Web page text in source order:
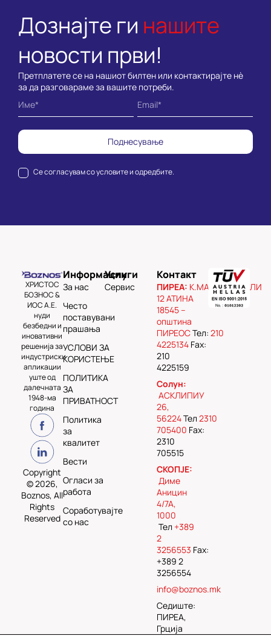
Дознајте ги нашите
новости први!
Претплатете се на нашиот билтен или контактирајте нè
за да разговараме за вашите потреби.
Се согласувам соусловите и одредбите.
Поднесување
ХРИСТОС
БОЗНОС &
ИОС А.Е.
нуди
безбедни и
иновативни
решенија за
индустриски
апликации
уште од
далечната
1948-ма
година
Copyright
© 2026,
Boznos, All
Rights
Reserved
Информации
За нас
Често
поставувани
прашања
УСЛОВИ ЗА
КОРИСТЕЊЕ
ПОЛИТИКА
ЗА
ПРИВАТНОСТ
Политика
за
квалитет
Вести
Огласи за
работа
Соработувајте
со нас
Услуги
Сервис
Контакт
ПИРЕА: К.МАВРОМИХАЛИ
12 АТИНА
18545 –
општина
ПИРЕОСТел: 210
4225134Fax:
210
4225159
Солун:
АСКЛИПИУ
26,
56224Тел 2310
705400 Fax:
2310
705515
СКОПЈЕ:
Диме
Аницин
4/7А,
1000
Тел +389
2
3256553 Fax:
+389 2
3256554
info@boznos.mk
Седиште:
ПИРЕА,
Грција